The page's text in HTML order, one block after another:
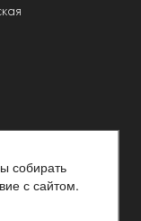
собирать
с сайтом.